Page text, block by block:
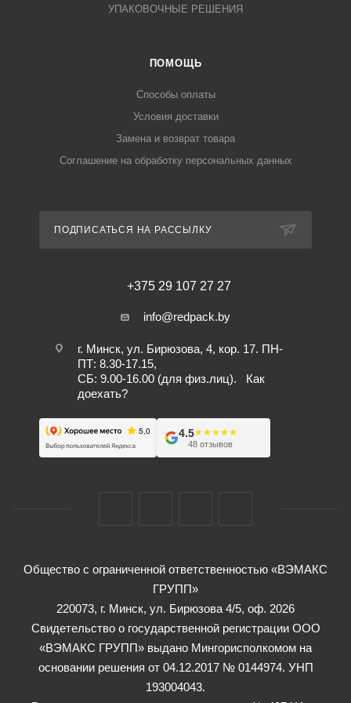
УПАКОВОЧНЫЕ РЕШЕНИЯ
ПОМОЩЬ
Способы оплаты
Условия доставки
Замена и возврат товара
Соглашение на обработку персональных данных
ПОДПИСАТЬСЯ НА РАССЫЛКУ
+375 29 107 27 27
info@redpack.by
г. Минск, ул. Бирюзова, 4, кор. 17. ПН-
ПТ: 8.30-17.15,
СБ: 9.00-16.00 (для физ.лиц). Как
доехать?
4.5★★★★★
★★★★★
48 отзывов
Общество с ограниченной ответственностью «ВЭМАКС
ГРУПП»
220073, г. Минск, ул. Бирюзова 4/5, оф. 2026
Свидетельство о государственной регистрации ООО
«ВЭМАКС ГРУПП» выдано Мингорисполкомом на
основании решения от 04.12.2017 № 0144974. УНП
193004043.